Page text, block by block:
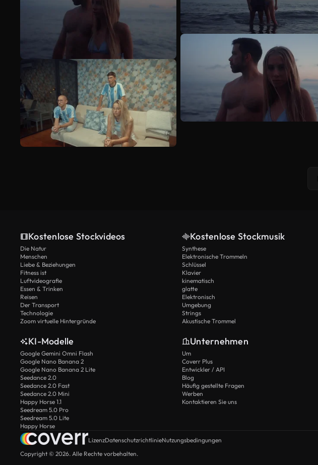
Kostenlose Stockvideos
Die Natur
Menschen
Liebe & Beziehungen
Fitness ist
Luftvideografie
Essen & Trinken
Reisen
Der Transport
Technologie
Zoom virtuelle Hintergründe
Kostenlose Stockmusik
Synthese
Elektronische Trommeln
Schlüssel
Klavier
kinematisch
glatte
Elektronisch
Umgebung
Strings
Akustische Trommel
KI-Modelle
Google Gemini Omni Flash
Google Nano Banana 2
Google Nano Banana 2 Lite
Seedance 2.0
Seedance 2.0 Fast
Seedance 2.0 Mini
Happy Horse 1.1
Seedream 5.0 Pro
Seedream 5.0 Lite
Happy Horse
Unternehmen
Um
Coverr Plus
Entwickler / API
Blog
Häufig gestellte Fragen
Werben
Kontaktieren Sie uns
LizenzDatenschutzrichtlinieNutzungsbedingungen
Copyright © 2026. Alle Rechte vorbehalten.